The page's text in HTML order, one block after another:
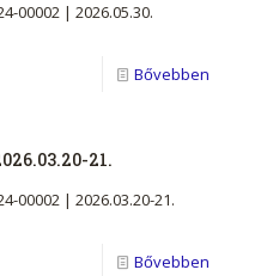
00002 | 2026.05.30.
Bővebben
21.
00002 | 2026.03.20-21.
Bővebben